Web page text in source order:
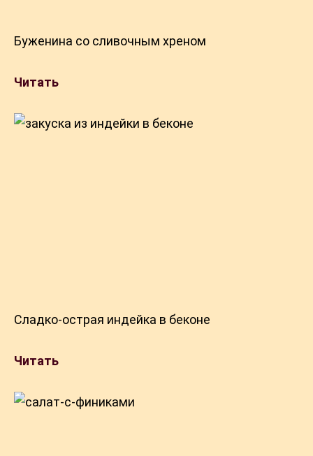
Буженина со сливочным хреном
Читать
Сладко-острая индейка в беконе
Читать